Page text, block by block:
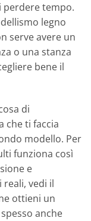
perdere tempo.
legno
serve avere un
o una stanza
bene il
di
che ti faccia
modello. Per
funziona così
e
vedi il
ottieni un
anche